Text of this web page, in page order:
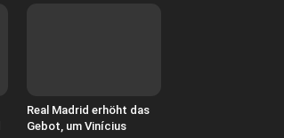
Real Madrid erhöht das
Gebot, um Vinícius